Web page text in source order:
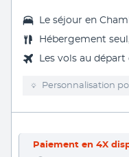
Le séjour en
Hébergement
Les vols au
Personnalisation
Paiement en 4X